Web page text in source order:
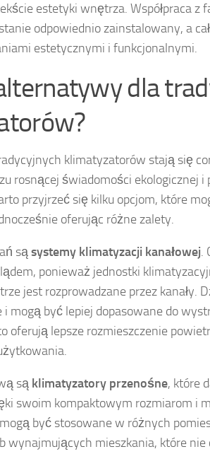
estetyki wnętrza. Współpraca z
odpowiednio zainstalowany, a
estetycznymi i funkcjonalnymi.
dla
klimatyzatorów stają się
rosnącej świadomości ekologicznej
przyjrzeć się kilku opcjom, które
oferując różne zalety.
sąsystemy klimatyzacji kanałowej.
ponieważ jednostki
jest rozprowadzane przez kanały.
i mogą być lepiej dopasowane do
oferują lepsze rozmieszczenie
są klimatyzatory przenośne, które
swoim kompaktowym rozmiarom i
być stosowane w różnych
wynajmujących mieszkania, które